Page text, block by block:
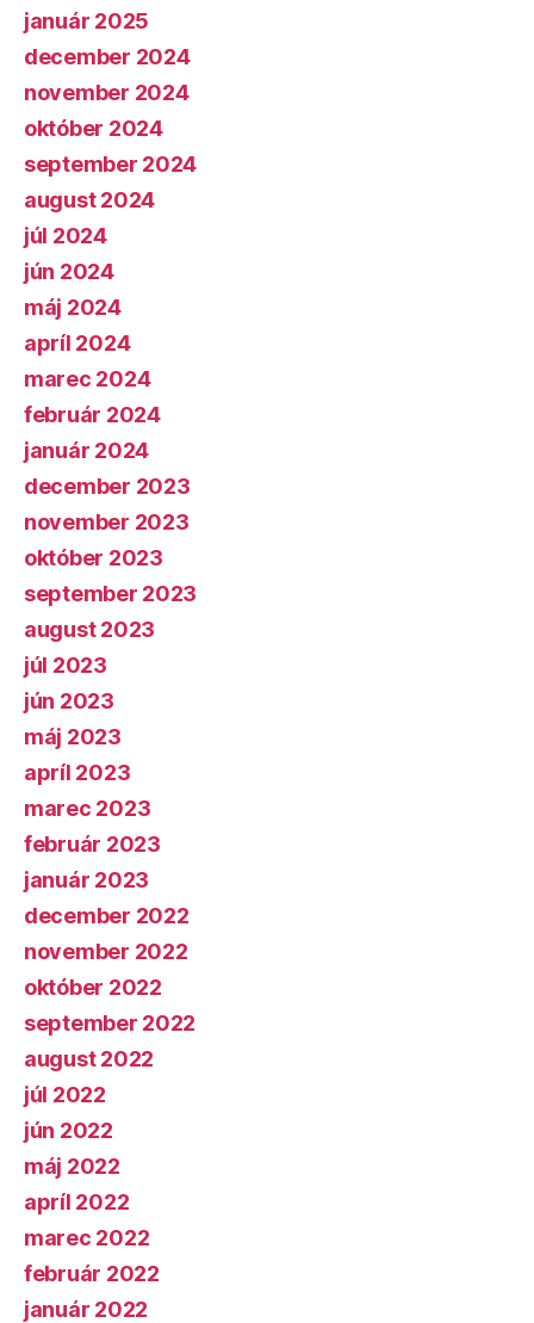
január 2025
december 2024
november 2024
október 2024
september 2024
august 2024
júl 2024
jún 2024
máj 2024
apríl 2024
marec 2024
február 2024
január 2024
december 2023
november 2023
október 2023
september 2023
august 2023
júl 2023
jún 2023
máj 2023
apríl 2023
marec 2023
február 2023
január 2023
december 2022
november 2022
október 2022
september 2022
august 2022
júl 2022
jún 2022
máj 2022
apríl 2022
marec 2022
február 2022
január 2022